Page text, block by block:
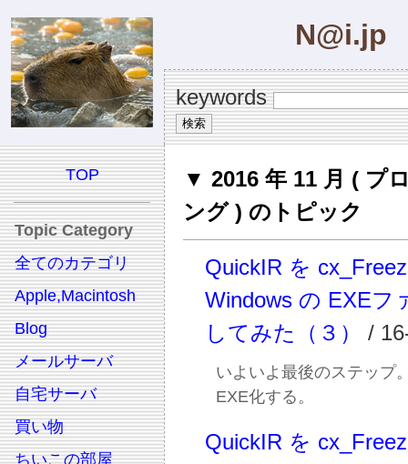
N@i.jp
keywords
TOP
Topic Category
全てのカテゴリ
Apple,Macintosh
Blog
メールサーバ
自宅サーバ
買い物
ちいこの部屋
▼ 2016 年 11 月 ( プ
ング ) のトピック
QuickIR を
Windows の EXEフ
してみた（３）
/
いよいよ最後のステップ
EXE化する。
QuickIR を